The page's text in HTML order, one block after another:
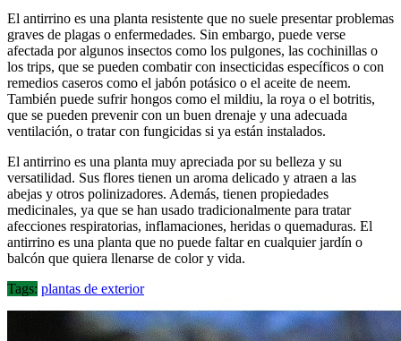
El antirrino es una planta resistente que no suele presentar problemas
graves de plagas o enfermedades. Sin embargo, puede verse
afectada por algunos insectos como los pulgones, las cochinillas o
los trips, que se pueden combatir con insecticidas específicos o con
remedios caseros como el jabón potásico o el aceite de neem.
También puede sufrir hongos como el mildiu, la roya o el botritis,
que se pueden prevenir con un buen drenaje y una adecuada
ventilación, o tratar con fungicidas si ya están instalados.
El antirrino es una planta muy apreciada por su belleza y su
versatilidad. Sus flores tienen un aroma delicado y atraen a las
abejas y otros polinizadores. Además, tienen propiedades
medicinales, ya que se han usado tradicionalmente para tratar
afecciones respiratorias, inflamaciones, heridas o quemaduras. El
antirrino es una planta que no puede faltar en cualquier jardín o
balcón que quiera llenarse de color y vida.
Tags: plantas de exterior